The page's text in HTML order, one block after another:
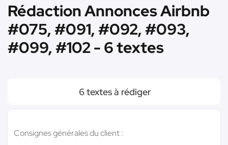
Rédaction Annonces Airbnb
#075, #091, #092, #093,
#099, #102 - 6 textes
6 textes à rédiger
Consignes générales du client :